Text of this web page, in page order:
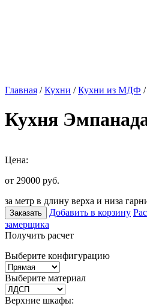
Главная /Кухни /Кухни из МДФ
Кухня
Цена:
от 29000 руб.
за метр в длину верха и низа
Заказать Добавить в корзину
замерщика
Получить расчет
Выберите конфигурацию
Выберите материал
Верхние шкафы: